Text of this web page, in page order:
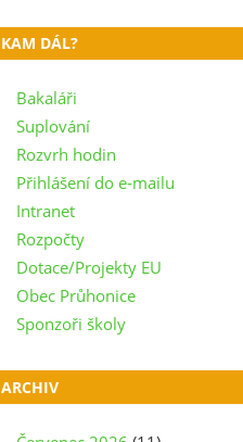
KAM DÁL?
Bakaláři
Suplování
Rozvrh hodin
Přihlášení do e-mailu
Intranet
Rozpočty
Dotace/Projekty EU
Obec Průhonice
Sponzoři školy
ARCHIV